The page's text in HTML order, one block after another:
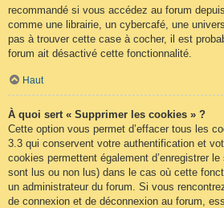
recommandé si vous accédez au forum
comme une librairie, un cybercafé, une
pas à trouver cette case à cocher, il est
forum ait désactivé cette fonctionnalité.
Haut
À quoi sert « Supprimer les cookies » ?
Cette option vous permet d’effacer tous les
3.3 qui conservent votre authentification et
cookies permettent également d’enregistrer
sont lus ou non lus) dans le cas où cette
un administrateur du forum. Si vous
de connexion et de déconnexion au forum,